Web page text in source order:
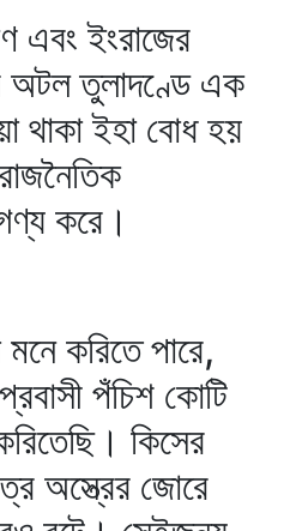
এবং ইংরাজের
অটল তুলাদণ্ডে এক
থাকা ইহা বোধ হয়
করে।
করিতে পারে,
পঁচিশ কোটি
কিসের
অস্ত্রের জোরে